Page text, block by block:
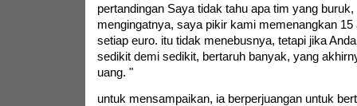
pertandingan Saya tidak tahu apa tim yang
mengingatnya, saya pikir kami memenangkan 15
setiap euro. itu tidak menebusnya, tetapi jika
sedikit demi sedikit, bertaruh banyak, yang
uang. "
untuk mensampaikan, ia berperjuangan untuk